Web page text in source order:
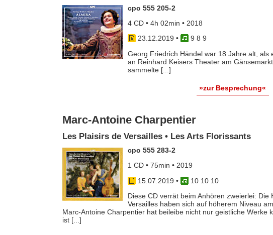
cpo 555 205-2
4 CD • 4h 02min • 2018
23.12.2019 •
9 8 9
Georg Friedrich Händel war 18 Jahre alt,
an Reinhard Keisers Theater am
sammelte [...]
»zur Besprechung«
Marc-Antoine Charpentier
Les Plaisirs de Versailles • Les Arts Florissants
cpo 555 283-2
1 CD • 75min • 2019
15.07.2019 •
10 10 10
Diese CD verrät beim Anhören zweierlei: Die
Versailles haben sich auf höherem Niveau
Marc-Antoine Charpentier hat beileibe nicht nur geistliche Werke
ist [...]